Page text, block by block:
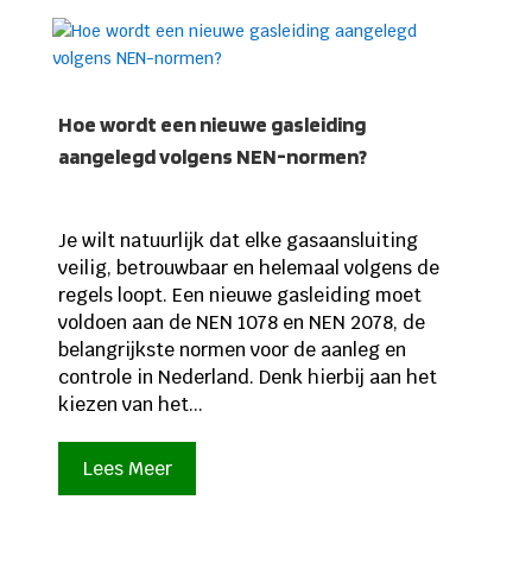
Hoe wordt een nieuwe gasleiding
aangelegd volgens NEN-normen?
Je wilt natuurlijk dat elke gasaansluiting
veilig, betrouwbaar en helemaal volgens de
regels loopt. Een nieuwe gasleiding moet
voldoen aan de NEN 1078 en NEN 2078, de
belangrijkste normen voor de aanleg en
controle in Nederland. Denk hierbij aan het
kiezen van het...
Lees Meer